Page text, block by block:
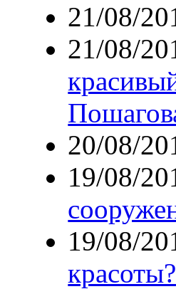
21/08/
21/08/
20/08/
19/08/
19/08/
красоты?